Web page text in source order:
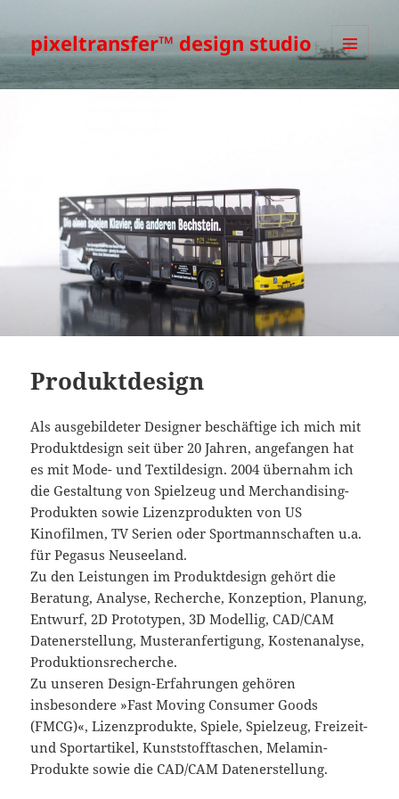
pixeltransfer™ design studio
MENÜ
UND
Produktdesign
Als ausgebildeter Designer beschäftige ich mich mit
Produktdesign seit über 20 Jahren, angefangen hat
es mit Mode- und Textildesign. 2004 übernahm ich
die Gestaltung von Spielzeug und Merchandising-
Produkten sowie Lizenzprodukten von US
Kinofilmen, TV Serien oder Sportmannschaften u.a.
für Pegasus Neuseeland.
Zu den Leistungen im Produktdesign gehört die
Beratung, Analyse, Recherche, Konzeption, Planung,
Entwurf, 2D Prototypen, 3D Modellig, CAD/CAM
Datenerstellung, Musteranfertigung, Kostenanalyse,
Produktionsrecherche.
Zu unseren Design-Erfahrungen gehören
insbesondere »Fast Moving Consumer Goods
(FMCG)«, Lizenzprodukte, Spiele, Spielzeug, Freizeit-
und Sportartikel, Kunststofftaschen, Melamin-
Produkte sowie die CAD/CAM Datenerstellung.